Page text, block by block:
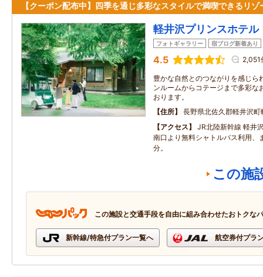
【クーポン配布中】四季を通じ多彩なスタイルで満喫できるリゾ
軽井沢プリンスホテ
フォトギャラリー 宿ブログ新着あり
4.5 2,051
豊かな自然とのつながりを感じら
ンルームからコテージまで多彩な
おります。
住所
長野県北佐久郡軽井沢
アクセス
JR北陸新幹線 軽井
南口より無料シャトルバス利用、
分。
この施
この施設と交通手段を自由に組み合わせたおトクな
新幹線/特急付プラン一覧へ 航空券付プラ